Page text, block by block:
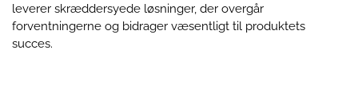
leverer skræddersyede løsninger, der overgår
forventningerne og bidrager væsentligt til produktets
succes.